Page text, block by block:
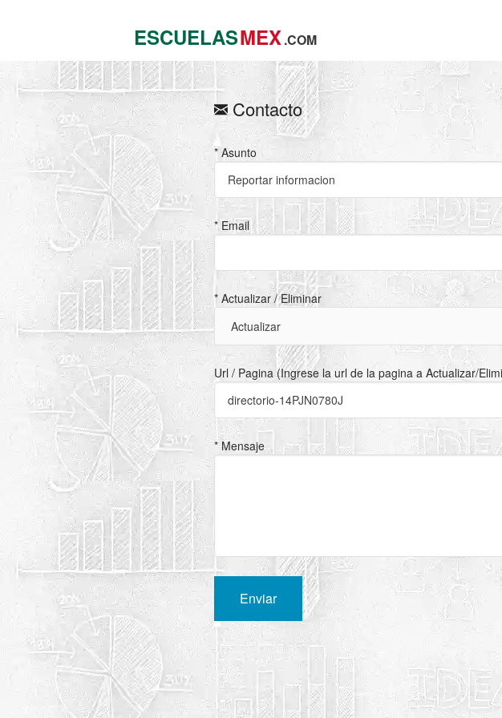
ESCUELASMEX.COM
Contacto
* Asunto
* Email
* Actualizar / Eliminar
Url / Pagina (Ingrese la url de la pagina a Actualizar/
* Mensaje
Enviar